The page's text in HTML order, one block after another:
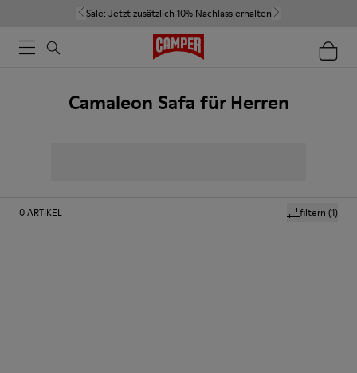
Sale: Jetzt zusätzlich 10% Nachlass erhalten
Camaleon Safa für Herren
filtern (1)
0ARTIKEL